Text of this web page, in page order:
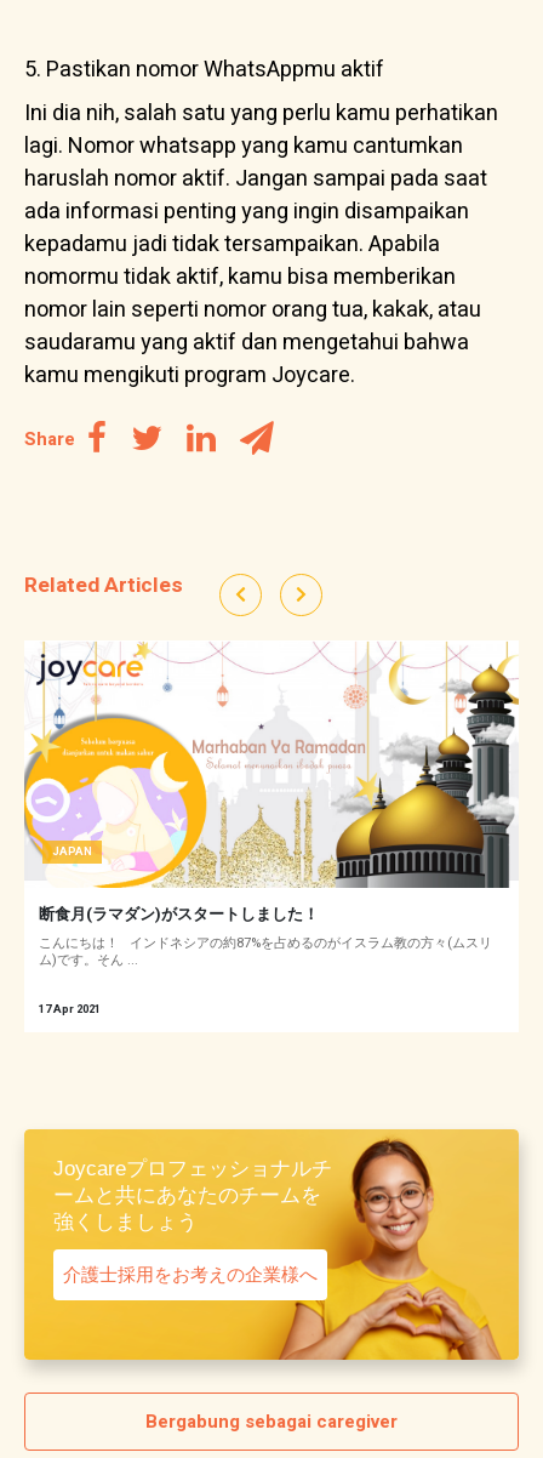
Share
5. Pastikan nomor WhatsAppmu aktif
Ini dia nih, salah satu yang perlu kamu perhatikan
lagi. Nomor whatsapp yang kamu cantumkan
haruslah nomor aktif. Jangan sampai pada saat
ada informasi penting yang ingin disampaikan
kepadamu jadi tidak tersampaikan. Apabila
nomormu tidak aktif, kamu bisa memberikan
nomor lain seperti nomor orang tua, kakak, atau
saudaramu yang aktif dan mengetahui bahwa
kamu mengikuti program Joycare.
Related Articles
JAPAN
断食月(ラマダン)がスタートしました！
こんにちは！ インドネシアの約87%を占めるのがイスラム教の方々(ムスリ
ム)です。そん ...
17 Apr 2021
Joycareプロフェッショナルチ
ームと共にあなたのチームを
強くしましょう
介護士採用をお考えの企業様へ
Bergabung sebagai caregiver